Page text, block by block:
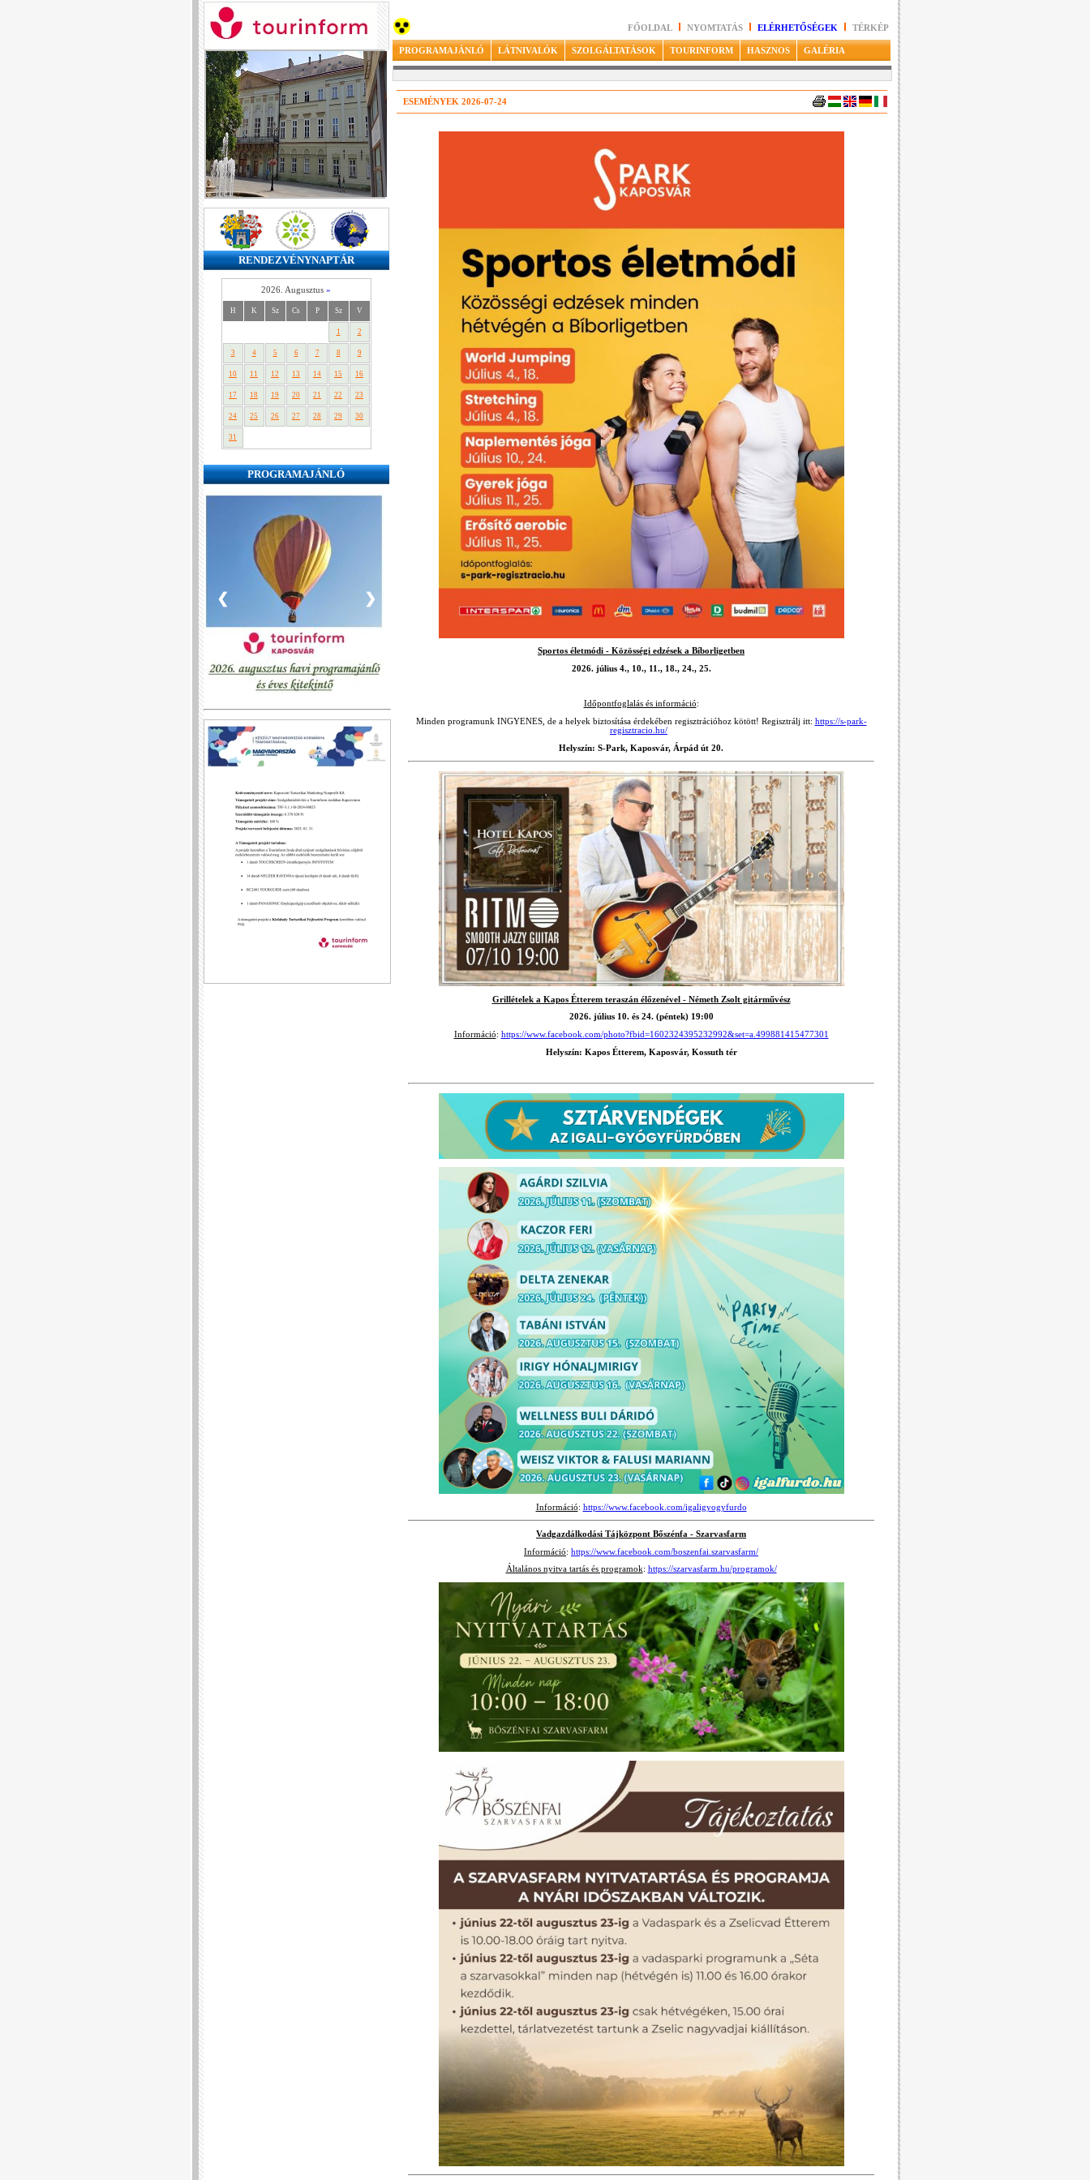
RENDEZVÉNYNAPTÁR
2026. Augusztus »
H K Sz Cs P Sz V
1 2
3 4 5 6 7 8 9
10 11 12 13 14 15 16
17 18 19 20 21 22 23
24 25 26 27 28 29 30
31
PROGRAMAJÁNLÓ
❮ ❯
FŐOLDAL NYOMTATÁS ELÉRHETŐSÉGEK TÉRKÉP
PROGRAMAJÁNLÓ LÁTNIVALÓK SZOLGÁLTATÁSOK TOURINFORM HASZNOS GALÉRIA
ESEMÉNYEK 2026-07-24
Sportos életmódi - Közösségi edzések a Bíborligetben
2026. július 4., 10., 11., 18., 24., 25.
Időpontfoglalás és információ:
Minden programunk INGYENES, de a helyek biztosítása érdekében regisztrációhoz kötött! Regisztrálj itt: https://s-park-
regisztracio.hu/
Helyszín: S-Park, Kaposvár, Árpád út 20.
Grillételek a Kapos Étterem teraszán élőzenével - Németh Zsolt gitárművész
2026. július 10. és 24. (péntek) 19:00
Információ: https://www.facebook.com/photo?fbid=1602324395232992&set=a.499881415477301
Helyszín: Kapos Étterem, Kaposvár, Kossuth tér
Információ: https://www.facebook.com/igaligyogyfurdo
Vadgazdálkodási Tájközpont Bőszénfa - Szarvasfarm
Információ: https://www.facebook.com/boszenfai.szarvasfarm/
Általános nyitva tartás és programok: https://szarvasfarm.hu/programok/